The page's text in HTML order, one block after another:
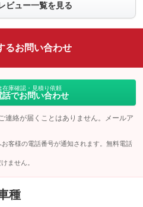
ビュー一覧を見る
るお問い合わせ
在庫確認・見積り依頼
話でお問い合わせ
連絡が届くことはありません。メールア
客様の電話番号が通知されます。無料電話
ません。
種